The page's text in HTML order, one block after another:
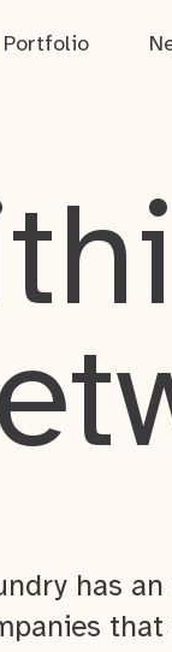
Portfolio
has